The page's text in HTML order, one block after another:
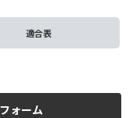
適合表
ォーム